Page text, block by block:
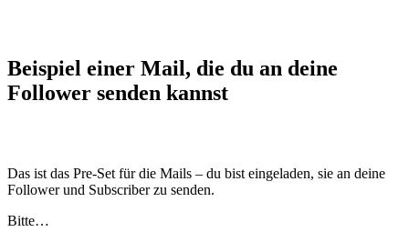
Beispiel einer Mail, die du an deine
Follower senden kannst
Das ist das Pre-Set für die Mails – du bist eingeladen, sie an deine
Follower und Subscriber zu senden.
Bitte…